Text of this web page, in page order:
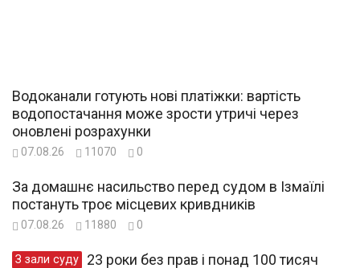
Водоканали готують нові платіжки: вартість
водопостачання може зрости утричі через
оновлені розрахунки
07.08.26 11070 0
За домашнє насильство перед судом в Ізмаїлі
постануть троє місцевих кривдників
07.08.26 11880 0
З зали суду